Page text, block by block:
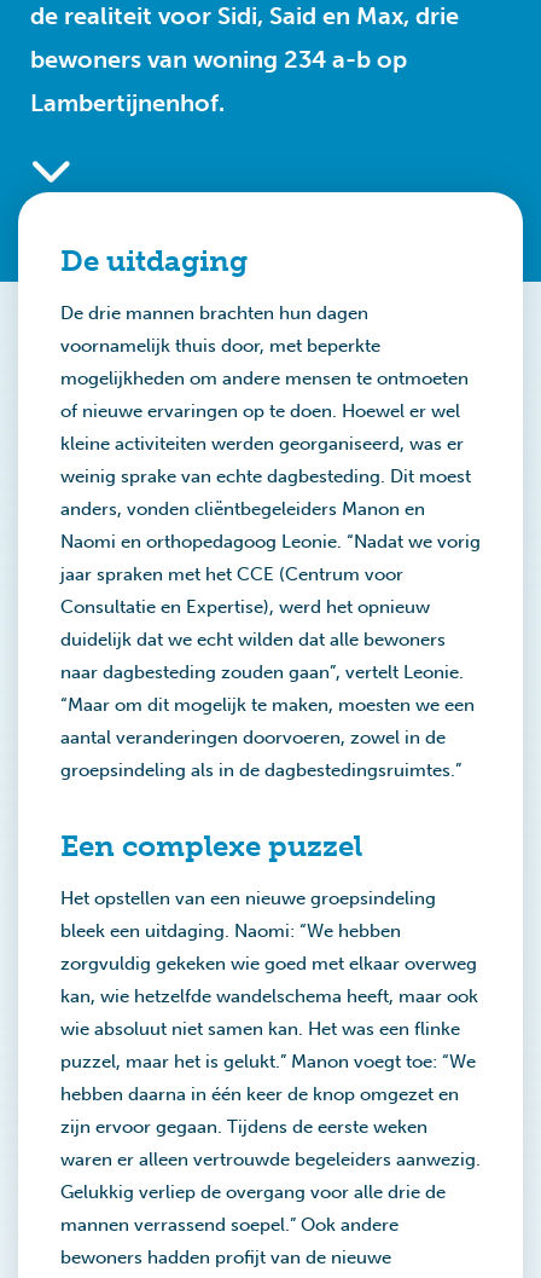
de realiteit voor Sidi, Said en Max, drie
bewoners van woning 234 a-b op
Lambertijnenhof.
De uitdaging
De drie mannen brachten hun dagen
voornamelijk thuis door, met beperkte
mogelijkheden om andere mensen te ontmoeten
of nieuwe ervaringen op te doen. Hoewel er wel
kleine activiteiten werden georganiseerd, was er
weinig sprake van echte dagbesteding. Dit moest
anders, vonden cliëntbegeleiders Manon en
Naomi en orthopedagoog Leonie. “Nadat we vorig
jaar spraken met het CCE (Centrum voor
Consultatie en Expertise), werd het opnieuw
duidelijk dat we echt wilden dat alle bewoners
naar dagbesteding zouden gaan”, vertelt Leonie.
“Maar om dit mogelijk te maken, moesten we een
aantal veranderingen doorvoeren, zowel in de
groepsindeling als in de dagbestedingsruimtes.”
Een complexe puzzel
Het opstellen van een nieuwe groepsindeling
bleek een uitdaging. Naomi: “We hebben
zorgvuldig gekeken wie goed met elkaar overweg
kan, wie hetzelfde wandelschema heeft, maar ook
wie absoluut niet samen kan. Het was een flinke
puzzel, maar het is gelukt.” Manon voegt toe: “We
hebben daarna in één keer de knop omgezet en
zijn ervoor gegaan. Tijdens de eerste weken
waren er alleen vertrouwde begeleiders aanwezig.
Gelukkig verliep de overgang voor alle drie de
mannen verrassend soepel.” Ook andere
bewoners hadden profijt van de nieuwe